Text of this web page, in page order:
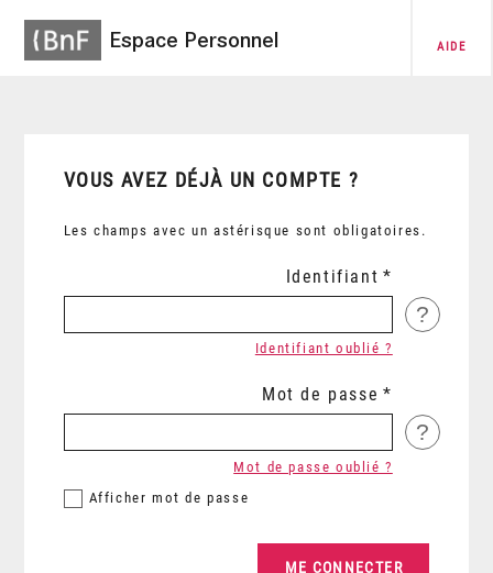
Espace Personnel AIDE
VOUS AVEZ DÉJÀ UN COMPTE ?
Les champs avec un astérisque sont obligatoires.
Identifiant
?
Identifiant oublié ?
Mot de passe
?
Afficher mot de passe
Mot de passe oublié ?